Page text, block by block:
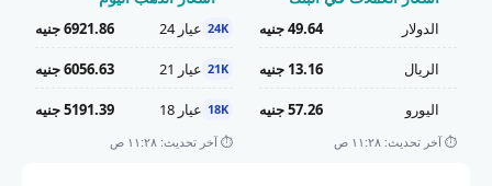
الدولار 49.64 جنيه
الريال 13.16 جنيه
اليورو 57.26 جنيه
⏱️ آخر تحديث: ١١:٢٨ ص
24K عيار 24 6921.86 جنيه
21K عيار 21 6056.63 جنيه
18K عيار 18 5191.39 جنيه
⏱️ آخر تحديث: ١١:٢٨ ص